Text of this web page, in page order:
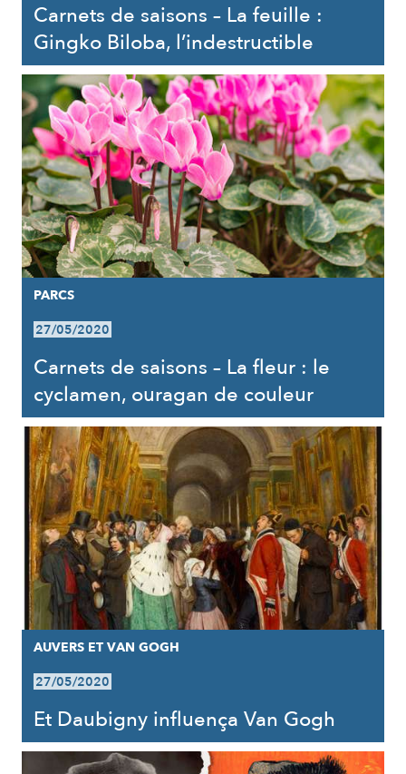
Carnets de saisons – La feuille :
Gingko Biloba, l’indestructible
PARCS
27/05/2020
Carnets de saisons – La fleur : le
cyclamen, ouragan de couleur
AUVERS ET VAN GOGH
27/05/2020
Et Daubigny influença Van Gogh